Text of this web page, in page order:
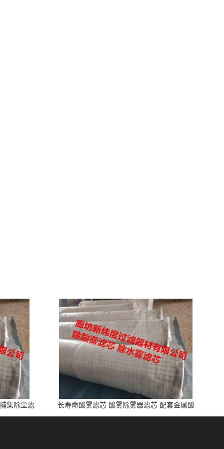
集除尘滤
长寿命酸雾滤芯 酸雾除雾器滤芯 配套金属酸
洗、电池制造业